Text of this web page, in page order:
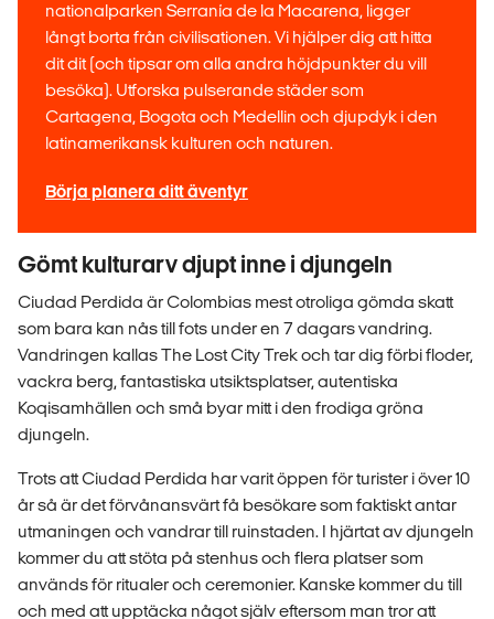
nationalparken Serranía de la Macarena, ligger
långt borta från civilisationen. Vi hjälper dig att hitta
dit dit (och tipsar om alla andra höjdpunkter du vill
besöka). Utforska pulserande städer som
Cartagena, Bogota och Medellin och djupdyk i den
latinamerikansk kulturen och naturen.
Börja planera ditt äventyr
Gömt kulturarv djupt inne i djungeln
Ciudad Perdida är Colombias mest otroliga gömda skatt
som bara kan nås till fots under en 7 dagars vandring.
Vandringen kallas The Lost City Trek och tar dig förbi floder,
vackra berg, fantastiska utsiktsplatser, autentiska
Koqisamhällen och små byar mitt i den frodiga gröna
djungeln.
Trots att Ciudad Perdida har varit öppen för turister i över 10
år så är det förvånansvärt få besökare som faktiskt antar
utmaningen och vandrar till ruinstaden. I hjärtat av djungeln
kommer du att stöta på stenhus och flera platser som
används för ritualer och ceremonier. Kanske kommer du till
och med att upptäcka något själv eftersom man tror att